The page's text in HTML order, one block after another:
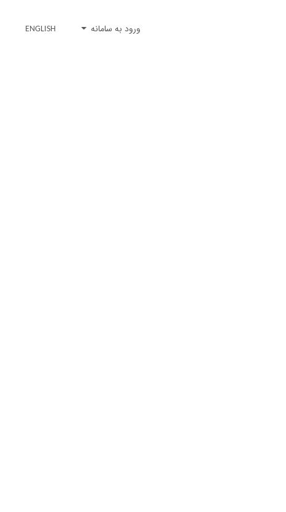
ورود به سامانه ENGLISH